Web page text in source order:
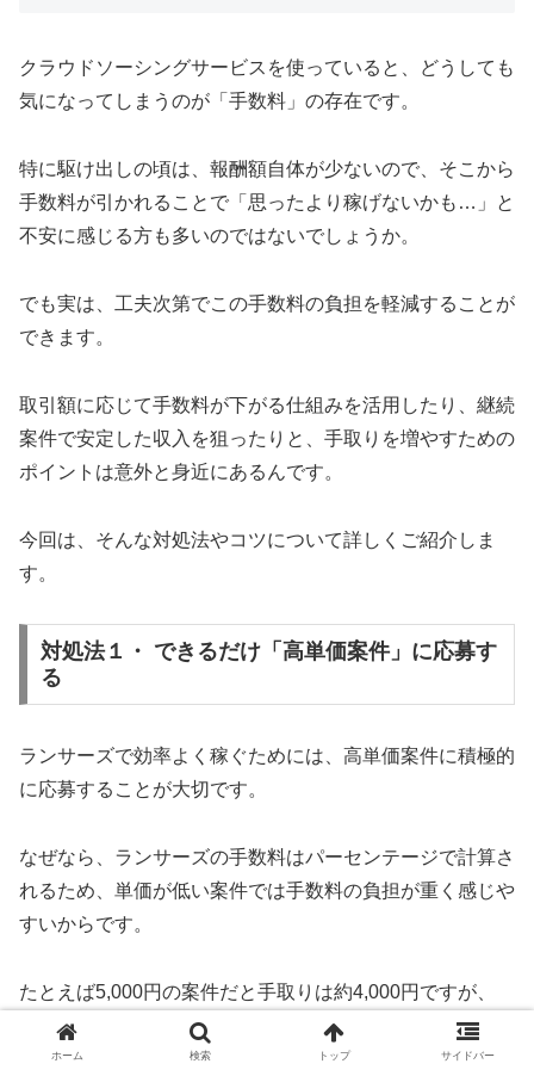
クラウドソーシングサービスを使っていると、どうしても
気になってしまうのが「手数料」の存在です。
特に駆け出しの頃は、報酬額自体が少ないので、そこから
手数料が引かれることで「思ったより稼げないかも…」と
不安に感じる方も多いのではないでしょうか。
でも実は、工夫次第でこの手数料の負担を軽減することが
できます。
取引額に応じて手数料が下がる仕組みを活用したり、継続
案件で安定した収入を狙ったりと、手取りを増やすための
ポイントは意外と身近にあるんです。
今回は、そんな対処法やコツについて詳しくご紹介しま
す。
対処法１・ できるだけ「高単価案件」に応募す
る
ランサーズで効率よく稼ぐためには、高単価案件に積極的
に応募することが大切です。
なぜなら、ランサーズの手数料はパーセンテージで計算さ
れるため、単価が低い案件では手数料の負担が重く感じや
すいからです。
たとえば5,000円の案件だと手取りは約4,000円ですが、
50,000円の案件なら手取りは約40,000円になります。
ホーム 検索 トップ サイドバー